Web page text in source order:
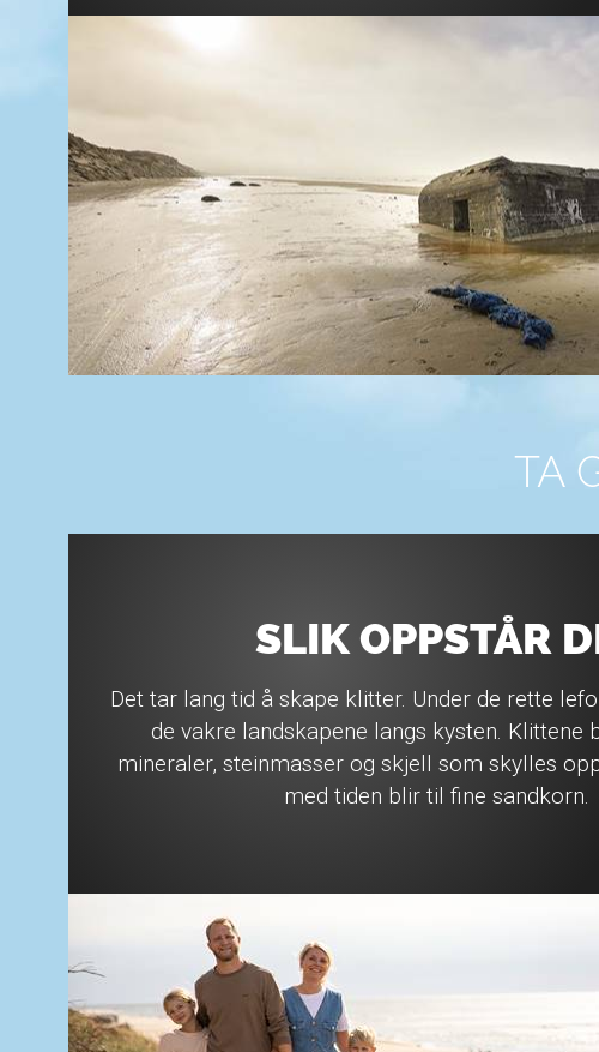
TA
SLIK OPPSTÅR
Det tar lang tid å skape klitter. Under de rette
de vakre landskapene langs kysten. Klittene
mineraler, steinmasser og skjell som skylles
med tiden blir til fine sandkorn.